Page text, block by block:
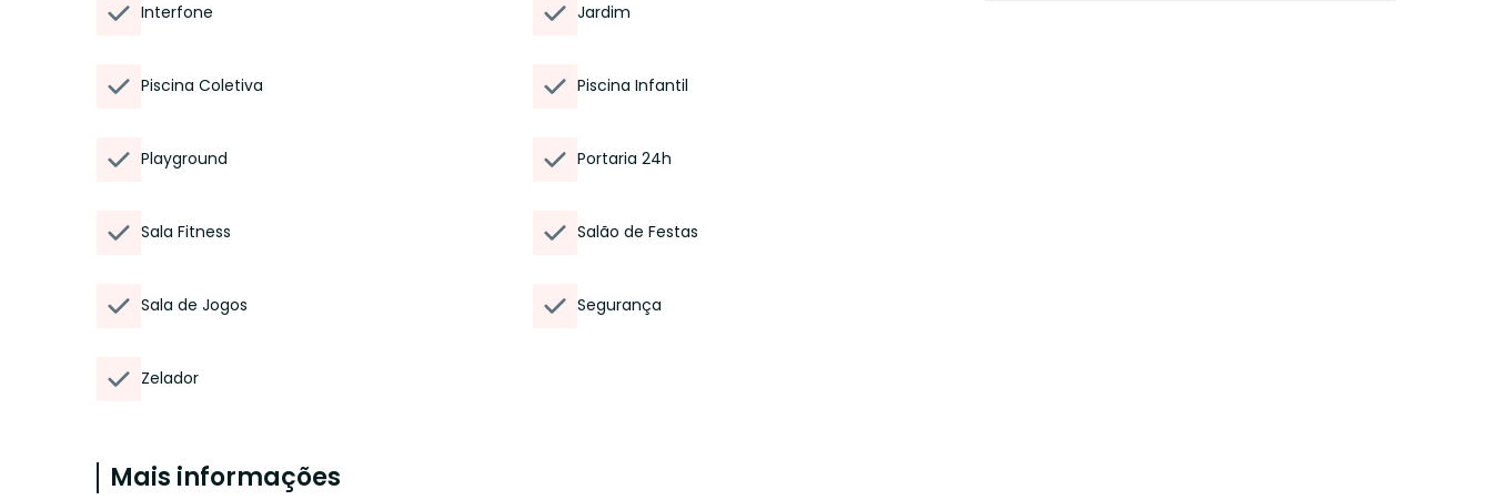
Interfone Jardim
Piscina Coletiva Piscina Infantil
Playground Portaria 24h
Sala Fitness Salão de Festas
Sala de Jogos Segurança
Zelador
Mais informações